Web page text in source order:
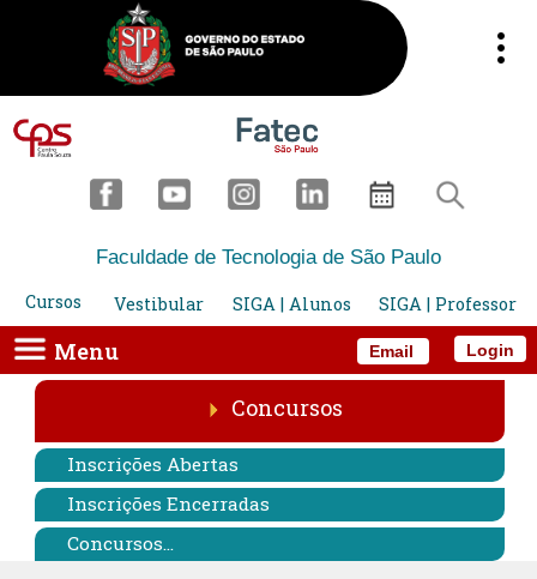
Email
Faculdade de Tecnologia de São Paulo
Cursos
Vestibular SIGA | Alunos SIGA | Professor
Menu Login
Concursos
Inscrições Abertas
Inscrições Encerradas
Concursos...